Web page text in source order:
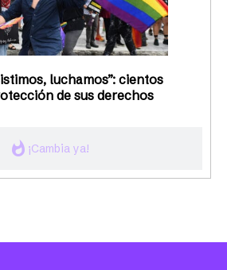
whatshot ¡Cambia ya!
luchamos”: cientos
de sus derechos